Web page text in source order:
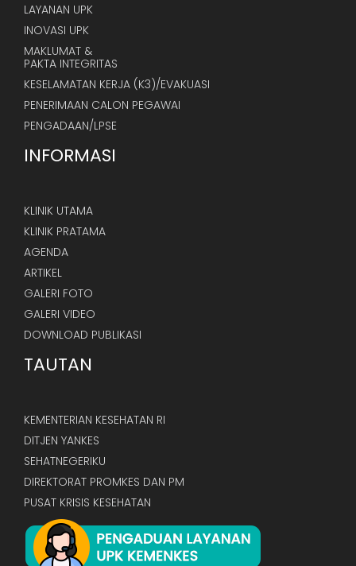
LAYANAN UPK
INOVASI UPK
MAKLUMAT &
PAKTA INTEGRITAS
KESELAMATAN KERJA (K3)/EVAKUASI
PENERIMAAN CALON PEGAWAI
PENGADAAN/LPSE
INFORMASI
KLINIK UTAMA
KLINIK PRATAMA
AGENDA
ARTIKEL
GALERI FOTO
GALERI VIDEO
DOWNLOAD PUBLIKASI
TAUTAN
KEMENTERIAN KESEHATAN RI
DITJEN YANKES
SEHATNEGERIKU
DIREKTORAT PROMKES DAN PM
PUSAT KRISIS KESEHATAN